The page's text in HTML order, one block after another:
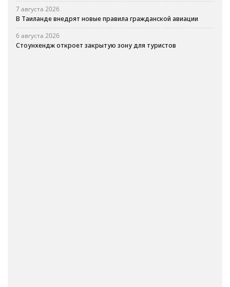
7 августа 2026
В Таиланде внедрят новые правила гражданской авиации
6 августа 2026
Стоунхендж откроет закрытую зону для туристов